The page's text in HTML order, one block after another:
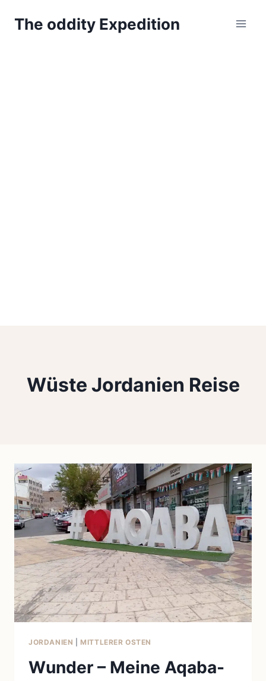
InhaltThe oddity Expedition
Wüste Jordanien Reise
JORDANIEN |MITTLERER OSTEN
Wunder – Meine Aqaba-